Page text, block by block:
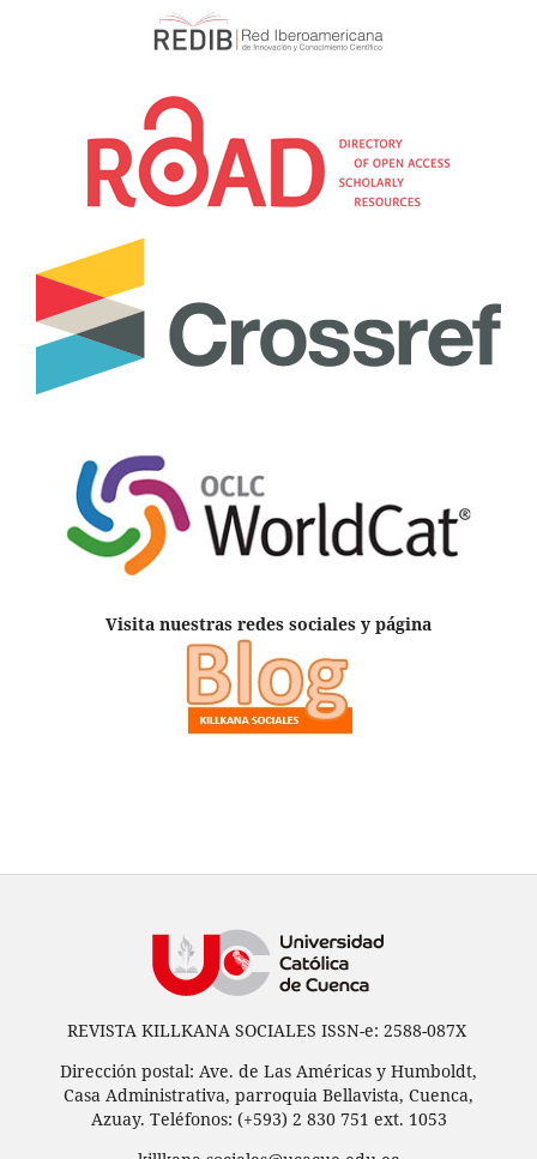
Visita nuestras redes sociales y página
REVISTA KILLKANA SOCIALES ISSN-e: 2588-087X
Dirección postal: Ave. de Las Américas y Humboldt,
Casa Administrativa, parroquia Bellavista, Cuenca,
Azuay. Teléfonos: (+593) 2 830 751 ext. 1053